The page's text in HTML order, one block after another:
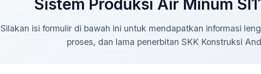
Sistem Produksi Air Minum
Silakan isi formulir di bawah ini untuk mendapatkan informasi
proses, dan lama penerbitan SKK Konstruksi